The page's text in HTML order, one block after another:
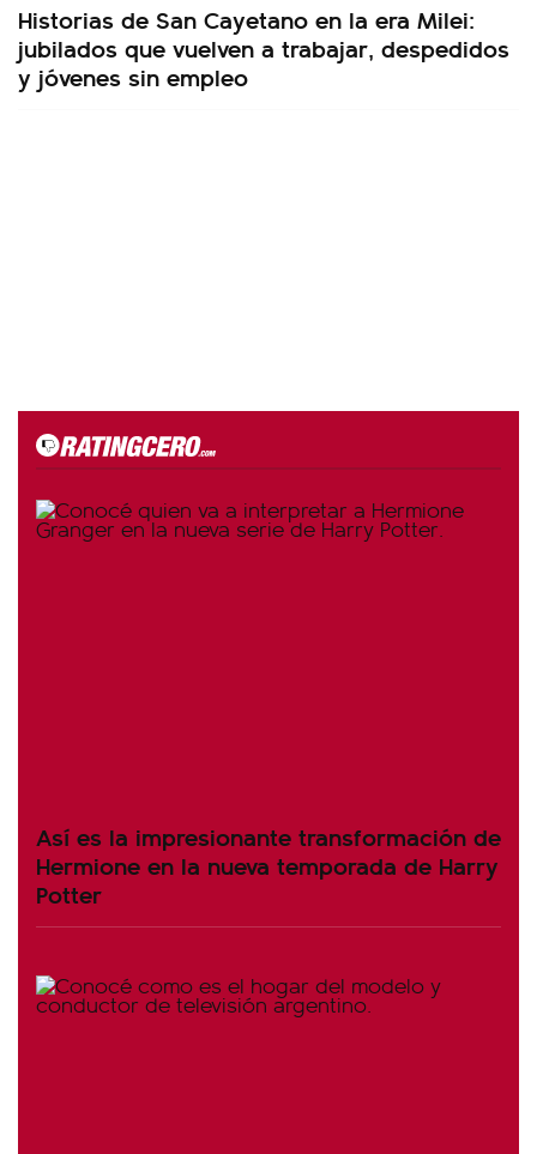
Historias de San Cayetano en la era Milei:
jubilados que vuelven a trabajar, despedidos
y jóvenes sin empleo
Así es la impresionante transformación de
Hermione en la nueva temporada de Harry
Potter